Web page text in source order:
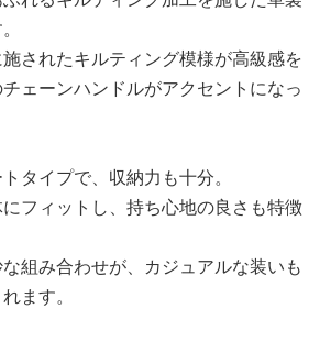
されたキルティング模様が高級感を
ェーンハンドルがアクセントになっ
タイプで、収納力も十分。
フィットし、持ち心地の良さも特徴
組み合わせが、カジュアルな装いも
ます。